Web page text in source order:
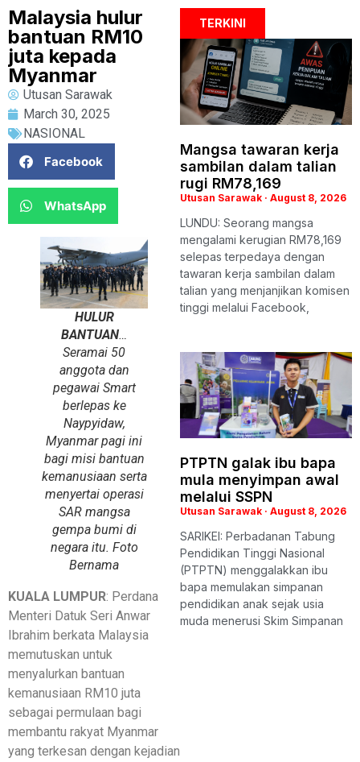
Malaysia hulur
bantuan RM10
juta kepada
Myanmar
Utusan Sarawak
March 30, 2025
NASIONAL
Facebook
WhatsApp
HULUR
BANTUAN…
Seramai 50
anggota dan
pegawai Smart
berlepas ke
Naypyidaw,
Myanmar pagi ini
bagi misi bantuan
kemanusiaan serta
menyertai operasi
SAR mangsa
gempa bumi di
negara itu. Foto
Bernama
KUALA LUMPUR: Perdana
Menteri Datuk Seri Anwar
Ibrahim berkata Malaysia
memutuskan untuk
menyalurkan bantuan
kemanusiaan RM10 juta
sebagai permulaan bagi
membantu rakyat Myanmar
yang terkesan dengan kejadian
TERKINI
Mangsa tawaran kerja
sambilan dalam talian
rugi RM78,169
Utusan Sarawak August 8, 2026
LUNDU: Seorang mangsa
mengalami kerugian RM78,169
selepas terpedaya dengan
tawaran kerja sambilan dalam
talian yang menjanjikan komisen
tinggi melalui Facebook,
PTPTN galak ibu bapa
mula menyimpan awal
melalui SSPN
Utusan Sarawak August 8, 2026
SARIKEI: Perbadanan Tabung
Pendidikan Tinggi Nasional
(PTPTN) menggalakkan ibu
bapa memulakan simpanan
pendidikan anak sejak usia
muda menerusi Skim Simpanan